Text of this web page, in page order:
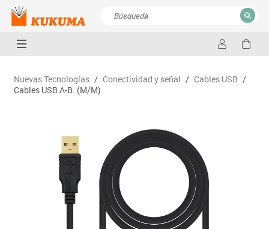
CERRAR
Nuevas Tecnologías / Conectividad y señal / Cables USB /
Cables USB A-B. (M/M)